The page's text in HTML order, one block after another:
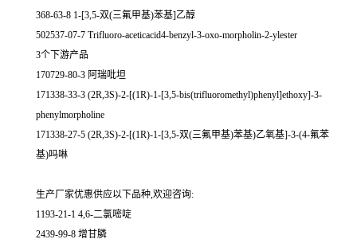
368-63-8 1-[3,5-双(三氟甲基)苯基]乙醇
502537-07-7 Trifluoro-aceticacid4-benzyl-3-oxo-morpholin-2-ylester
3个下游产品
170729-80-3 阿瑞吡坦
171338-33-3 (2R,3S)-2-[(1R)-1-[3,5-bis(trifluoromethyl)phenyl]ethoxy]-3-
phenylmorpholine
171338-27-5 (2R,3S)-2-[(1R)-1-[3,5-双(三氟甲基)苯基)乙氧基]-3-(4-氟苯
基)吗啉
生产厂家优惠供应以下品种,欢迎咨询:
1193-21-1 4,6-二氯嘧啶
2439-99-8 增甘膦